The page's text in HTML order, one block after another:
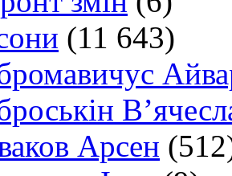
(11 643)
Арсен